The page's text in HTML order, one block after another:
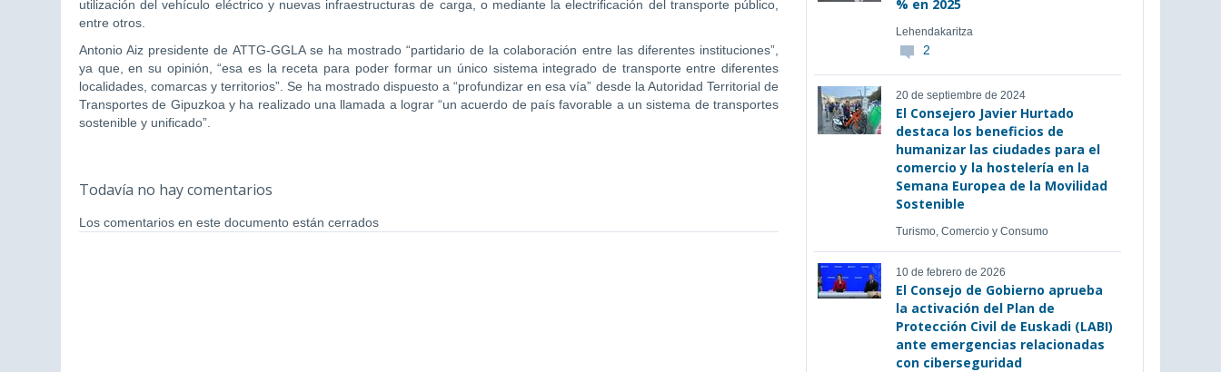
utilización del vehículo eléctrico y nuevas infraestructuras de carga, o mediante la electrificación del transporte público,
entre otros.
Antonio Aiz presidente de ATTG-GGLA se ha mostrado “partidario de la colaboración entre las diferentes instituciones”,
ya que, en su opinión, “esa es la receta para poder formar un único sistema integrado de transporte entre diferentes
localidades, comarcas y territorios”. Se ha mostrado dispuesto a “profundizar en esa vía” desde la Autoridad Territorial de
Transportes de Gipuzkoa y ha realizado una llamada a lograr “un acuerdo de país favorable a un sistema de transportes
sostenible y unificado”.
Todavía no hay comentarios
Los comentarios en este documento están cerrados
% en 2025
Lehendakaritza
2
20 de septiembre de 2024
El Consejero Javier Hurtado
destaca los beneficios de
humanizar las ciudades para el
comercio y la hostelería en la
Semana Europea de la Movilidad
Sostenible
Turismo, Comercio y Consumo
10 de febrero de 2026
El Consejo de Gobierno aprueba
la activación del Plan de
Protección Civil de Euskadi (LABI)
ante emergencias relacionadas
con ciberseguridad